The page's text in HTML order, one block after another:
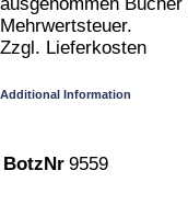
Mehrwertsteuer.
Zzgl. Lieferkosten
Additional Information
BotzNr 9559